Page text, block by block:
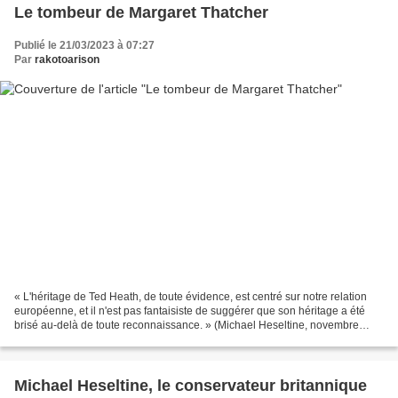
Le tombeur de Margaret Thatcher
Publié le 21/03/2023 à 07:27
Par rakotoarison
« L'héritage de Ted Heath, de toute évidence, est centré sur notre relation
européenne, et il n'est pas fantaisiste de suggérer que son héritage a été
brisé au-delà de toute reconnaissance. » (Michael Heseltine, novembre
Michael Heseltine, le conservateur britannique